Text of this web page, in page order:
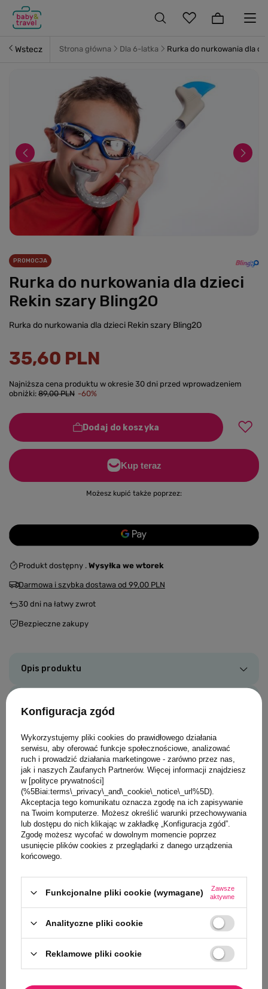
Wstecz Strona główna Dla 6-latka Rurka do nurkowania dla
PROMOCJA
Rurka do nurkowania dla dzieci
Rekin szary Bling2O
Rurka do nurkowania dla dzieci Rekin szary Bling2O
35,60 PLN
Najniższa cena produktu w okresie 30 dni przed wprowadzeniem
obniżki: 89,00 PLN -60%
Dodaj do koszyka
Możesz kupić także poprzez:
Produkt dostępny Wysyłka we wtorek
Darmowa i szybka dostawa od 99,00 PLN
30 dni na łatwy zwrot
Bezpieczne zakupy
Opis produktu
Opinie
Zadaj pytanie
Klienci, którzy oglądali ten produkt,
oglądali również
MARKA
Buty do
Jednorożec,
50,15 PLN
Najniższa
przed
59,00 PLN
Konfiguracja zgód
Wykorzystujemy pliki cookies do prawidłowego działania
serwisu, aby oferować funkcje społecznościowe, analizować
ruch i prowadzić działania marketingowe - zarówno przez nas,
jak i naszych Zaufanych Partnerów. Więcej informacji znajdziesz
w [polityce prywatności]
(%5Biai:terms\_privacy\_and\_cookie\_notice\_url%5D).
Akceptacja tego komunikatu oznacza zgodę na ich zapisywanie
na Twoim komputerze. Możesz określić warunki przechowywania
lub dostępu do nich klikając w zakładkę „Konfiguracja zgód”.
Zgodę możesz wycofać w dowolnym momencie poprzez
usunięcie plików cookies z przeglądarki z danego urządzenia
końcowego.
Funkcjonalne pliki cookie (wymagane)
Zawsze
aktywne
Analityczne pliki cookie
Reklamowe pliki cookie